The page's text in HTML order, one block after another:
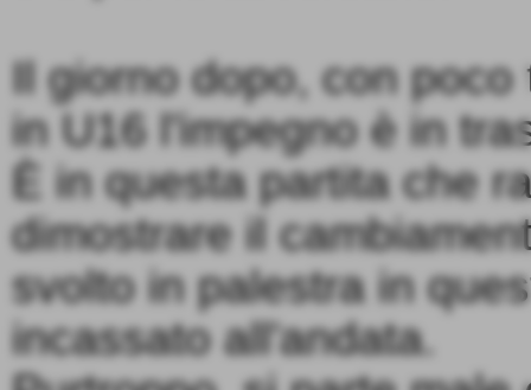
Il giorno dopo, con
in U16 l'impegno è in
È in questa partita che
dimostrare il
svolto in palestra in
incassato all'andata.